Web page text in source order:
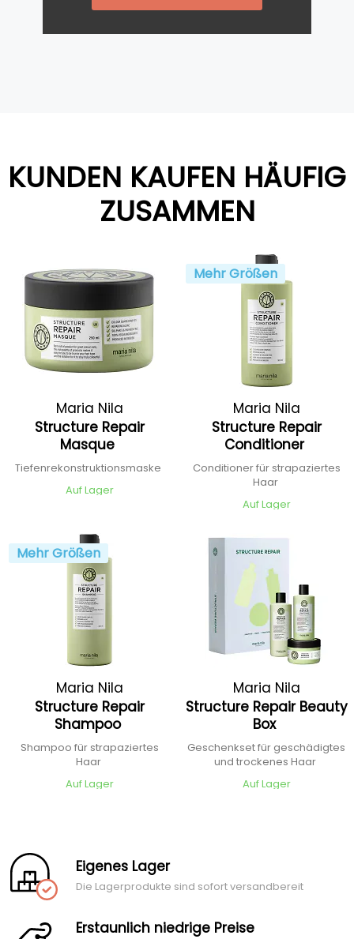
KUNDEN KAUFEN HÄUFIG
ZUSAMMEN
Maria Nila
Structure Repair
Masque
Tiefenrekonstruktionsmaske
Auf Lager
Mehr Größen
Maria Nila
Structure Repair
Conditioner
Conditioner für strapaziertes
Haar
Auf Lager
Mehr Größen
Maria Nila
Structure Repair
Shampoo
Shampoo für strapaziertes
Haar
Auf Lager
Maria Nila
Structure Repair Beauty
Box
Geschenkset für geschädigtes
und trockenes Haar
Auf Lager
Eigenes Lager
Die Lagerprodukte sind sofort versandbereit
Erstaunlich niedrige Preise